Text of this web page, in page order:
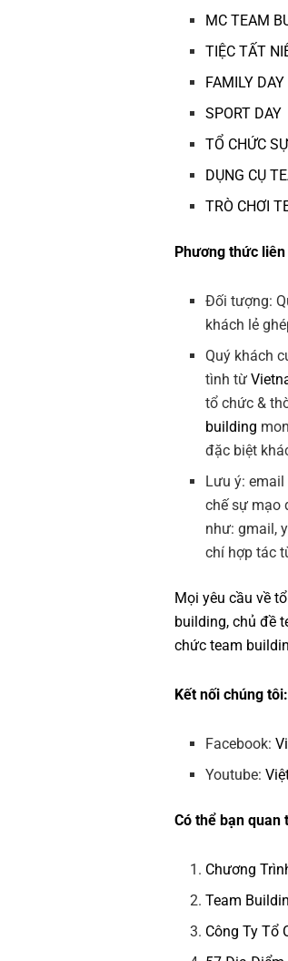
MC TEAM
TIỆC TẤT
FAMILY DAY
SPORT DAY
TỔ CHỨC
DỤNG CỤ
TRÒ CHƠI
Phương thức
Đối tượng:
khách lẻ
Quý khách
tình từ
tổ chức &
building
đặc biệt
Lưu ý:
chế sự mạo
như: gmail,
chí hợp tác
Mọi yêu cầu về
building, chủ đề
chức team
Kết nối chúng tôi:
Facebook:
Youtube:
Có thể bạn quan
Chương
Team
Công Ty Tổ